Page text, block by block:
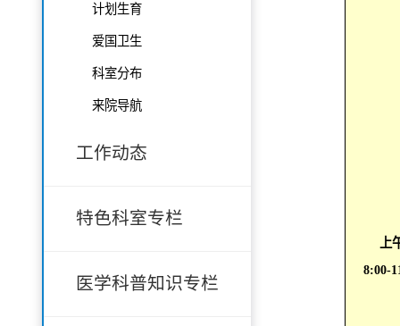
计划生育
爱国卫生
科室分布
来院导航
工作动态
特色科室专栏
医学科普知识专栏
上
8:00-